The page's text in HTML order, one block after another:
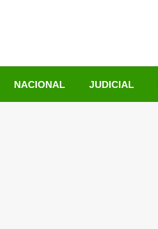
NACIONAL JUDICIAL